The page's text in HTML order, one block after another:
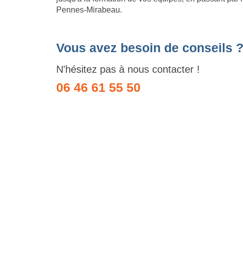
Pennes-Mirabeau.
Vous avez besoin de conseils ?
N'hésitez pas à nous contacter !
06 46 61 55 50